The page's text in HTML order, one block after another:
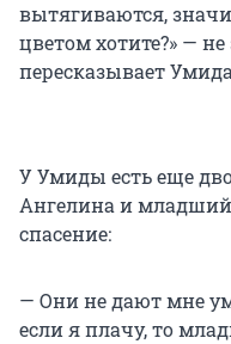
вытягиваются,
цветом хотите?» —
пересказывает
У Умиды есть еще
Ангелина и
спасение:
— Они не дают мне
если я плачу, то